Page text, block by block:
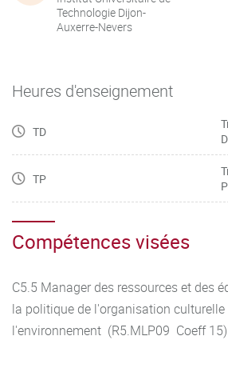
Technologie Dijon-
Auxerre-Nevers
Heures d'enseignement
TD
TP
Compétences visées
C5.5 Manager des ressources et des
la politique de l'organisation
l'environnement (R5.MLP09 Coeff 15)